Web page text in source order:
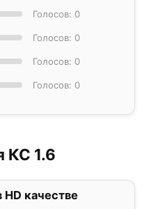
Голосов: 0
Голосов: 0
Голосов: 0
Голосов: 0
КС 1.6
качестве